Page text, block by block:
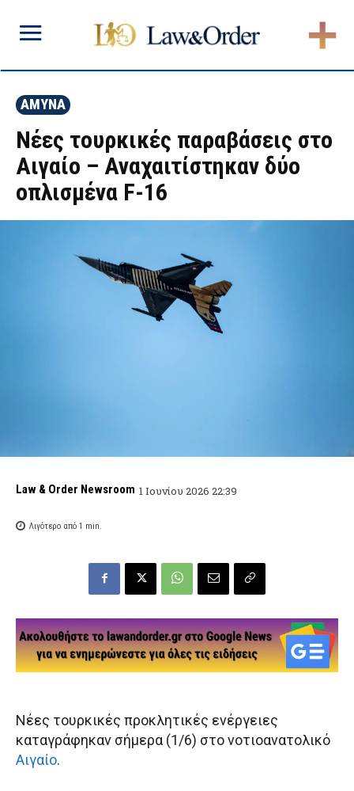
ΑΜΥΝΑ
Νέες τουρκικές παραβάσεις στο
Αιγαίο – Αναχαιτίστηκαν δύο
οπλισμένα F-16
Law & Order Newsroom 1 Ιουνίου 2026 22:39
Λιγότερο από 1 min.
Νέες τουρκικές προκλητικές ενέργειες
καταγράφηκαν σήμερα (1/6) στο νοτιοανατολικό
Αιγαίο.